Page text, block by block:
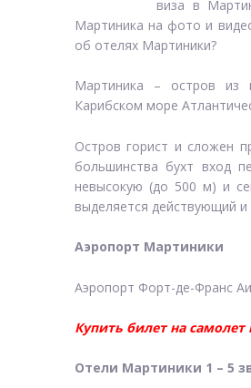
виза в
Мартиника на фото и
об отелях Мартиники?
Мартиника – остров из
Карибском море
Остров горист и сложен
большинства бухт вход
невысокую (до 500 м) и
выделяется действующий
Аэропорт Мартиники
Аэропорт Форт-де-Франс
Купить билет на
Отели Мартиники 1 – 5